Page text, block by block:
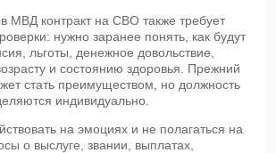
МВД контракт на СВО также требует
нужно заранее понять, как будут
льготы, денежное довольствие,
и состоянию здоровья. Прежний
стать преимуществом, но должность
индивидуально.
на эмоциях и не полагаться на
о выслуге, звании, выплатах,